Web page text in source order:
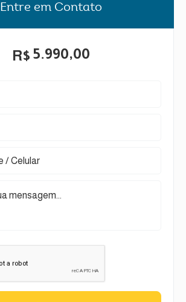
Entre em Contato
R$ 5.990,00